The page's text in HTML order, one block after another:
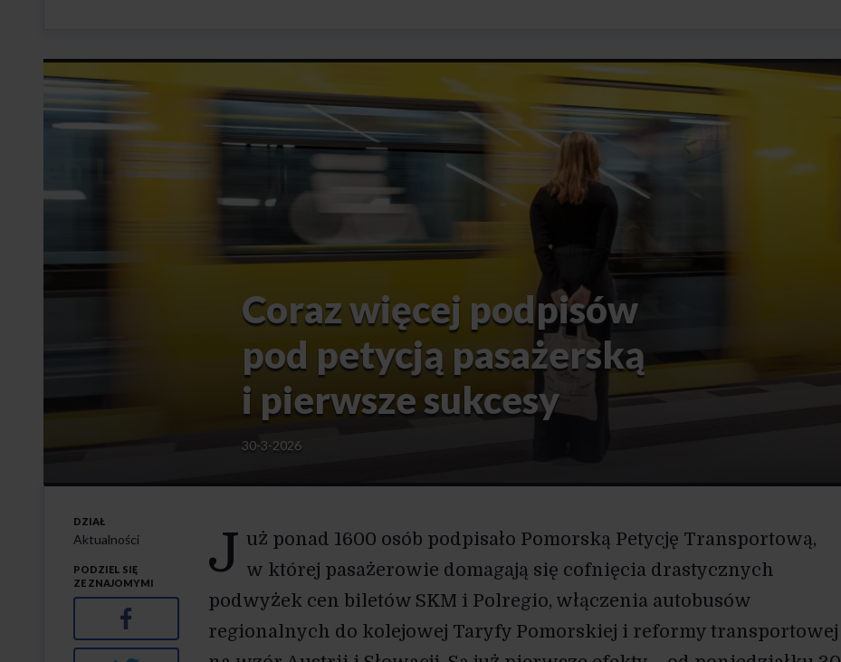
Coraz więcej podpisów
pod petycją pasażerską
i pierwsze sukcesy
30-3-2026
J uż ponad 1600 osób podpisało Pomorską Petycję Transportową,
w której pasażerowie domagają się cofnięcia drastycznych
podwyżek cen biletów SKM i Polregio, włączenia autobusów
regionalnych do kolejowej Taryfy Pomorskiej i reformy transportowej
DZIAŁ
Aktualności
PODZIEL SIĘ
ZE ZNAJOMYMI
Facebook